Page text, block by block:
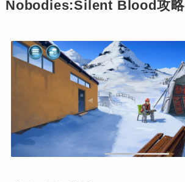
Nobodies:Silent Blood攻略